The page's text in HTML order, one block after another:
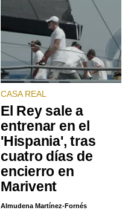
CASA REAL
El Rey sale a
entrenar en el
'Hispania', tras
cuatro días de
encierro en
Marivent
Almudena Martínez-Fornés